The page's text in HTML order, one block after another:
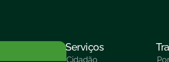
Serviços
Cidadão